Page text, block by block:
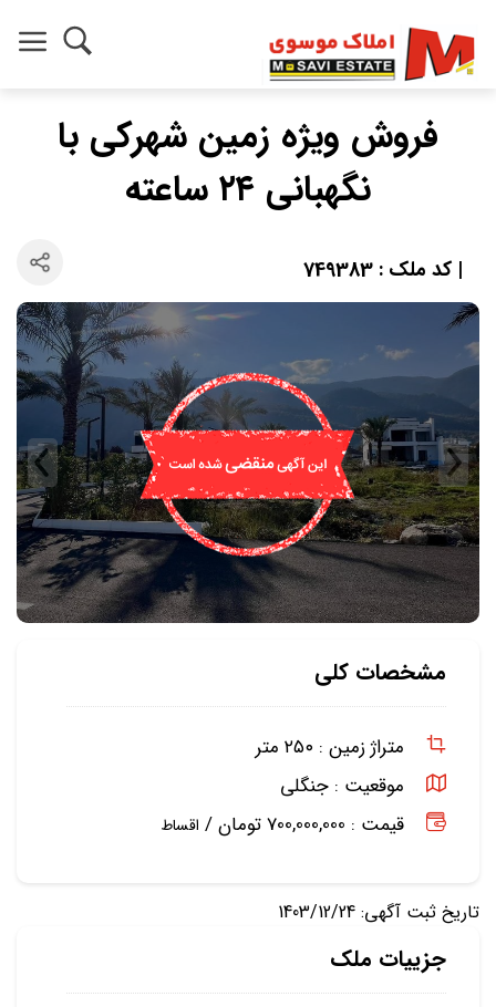
فروش ویژه زمین شهرکی با
نگهبانی ۲۴ ساعته
| کد ملک : 749383
مشخصات کلی
متراژ زمین : ۲۵۰ متر
موقعیت : جنگلی
قیمت : 700,000,000 تومان /
اقساط
تاریخ ثبت آگهی: 1403/12/24
جزییات ملک